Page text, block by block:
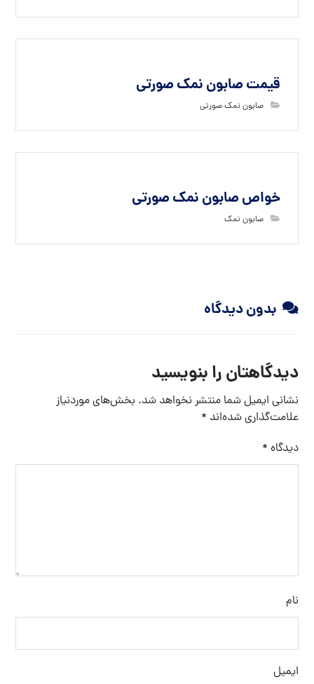
قیمت صابون نمک صورتی
صابون نمک صورتی
خواص صابون نمک صورتی
صابون نمک
بدون دیدگاه
دیدگاهتان را بنویسید
نشانی ایمیل شما منتشر نخواهد شد. بخش‌های موردنیاز
علامت‌گذاری شده‌اند *
دیدگاه *
نام
ایمیل